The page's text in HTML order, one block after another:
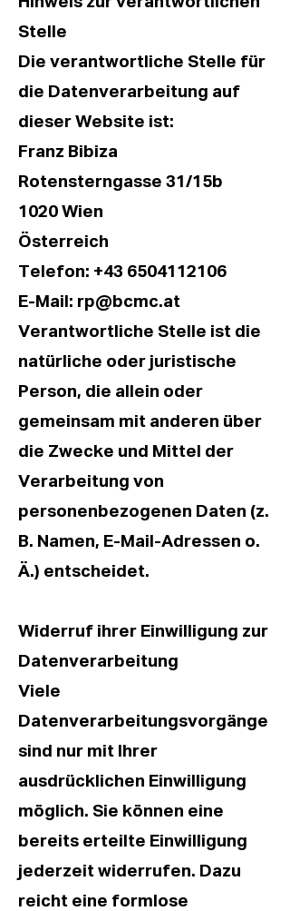
Stelle
Die verantwortliche Stelle für
die Datenverarbeitung auf
dieser Website ist:
Franz Bibiza
Rotensterngasse 31/15b
1020 Wien
Österreich
Telefon: +43 6504112106
E-Mail: rp@bcmc.at
Verantwortliche Stelle ist die
natürliche oder juristische
Person, die allein oder
gemeinsam mit anderen über
die Zwecke und Mittel der
Verarbeitung von
personenbezogenen Daten (z.
B. Namen, E-Mail-Adressen o.
Ä.) entscheidet.
Widerruf ihrer Einwilligung zur
Datenverarbeitung
Viele
Datenverarbeitungsvorgänge
sind nur mit Ihrer
ausdrücklichen Einwilligung
möglich. Sie können eine
bereits erteilte Einwilligung
jederzeit widerrufen. Dazu
reicht eine formlose